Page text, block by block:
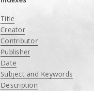
Title
Creator
Contributor
Publisher
Date
Subject and Keywords
Description